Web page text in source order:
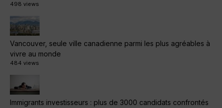
498 views
Vancouver, seule ville canadienne parmi les plus agréables à
vivre au monde
484 views
Immigrants investisseurs : plus de 3000 candidats confrontés